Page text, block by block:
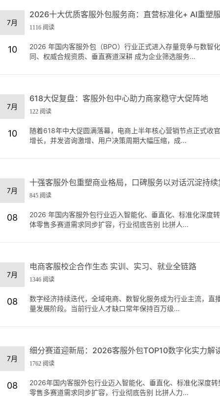
7月
10
2026十大优质客服外包服务商：直营标准化+ AI重塑
1116 阅读
2026 年国内客服外包（BPO）行业正式进入存量竞争与数智
同、权威合规资质、垂直赛道深耕 成为企业筛选服务...
7月
10
618大促复盘：客服外包中心助力商家稳守大促阵地
122 阅读
随着618年中大促圆满落幕，电商上半年核心营销节点正式收
增长，并发咨询激增、用户决策周期大幅压缩，成...
7月
08
十强客服外包重塑商业格局，口碑服务以对话沉淀持续
845 阅读
2026 年国内客服外包行业迈入智能化、垂直化、标准化深度
体零售多赛道需求同步扩容，行业彻底告别 比拼人...
7月
08
电商客服校企合作生态 实训、实习、就业全链路
1346 阅读
数字经济持续迭代，全域电商、数智化服务成为行业主流，
量发展阶段。当前行业人才缺口常年保持百万级...
7月
08
细分赛道迎新局：2026客服外包TOP10数字化实力解
1762 阅读
2026年国内客服外包行业迈入智能化、垂直化、标准化深度
零售多赛道需求同步扩容，行业彻底告别 比拼人力...